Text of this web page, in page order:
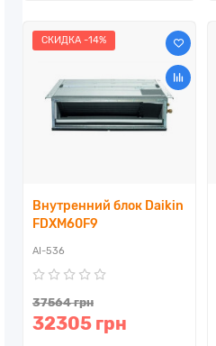
СКИДКА -14%
Внутренний блок Daikin
FDXM60F9
AI-536
37564 грн
32305 грн